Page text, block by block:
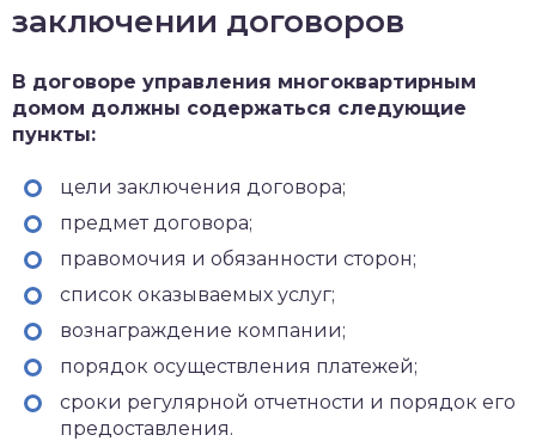
заключении договоров
В договоре управления многоквартирным
домом должны содержаться следующие
пункты:
цели заключения договора;
предмет договора;
правомочия и обязанности сторон;
список оказываемых услуг;
вознаграждение компании;
порядок осуществления платежей;
сроки регулярной отчетности и порядок его
предоставления.